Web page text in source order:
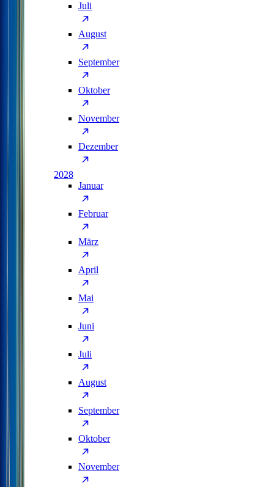
Juli
August
September
Oktober
November
Dezember
2028
Januar
Februar
März
April
Mai
Juni
Juli
August
September
Oktober
November